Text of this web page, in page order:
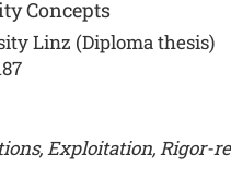
Concepts
Linz (Diploma thesis)
Exploitation, Rigor-